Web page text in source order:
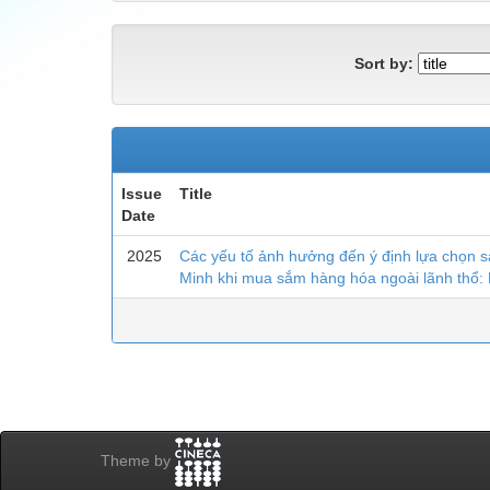
Sort by:
Issue
Date
Title
2025
Các yếu tố ảnh hưởng đến ý định lựa chọn
Minh khi mua sắm hàng hóa ngoài lãnh thổ:
Theme by